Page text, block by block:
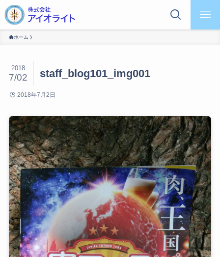
ホーム
staff_blog101_img001
2018
7/02
2018年7月2日